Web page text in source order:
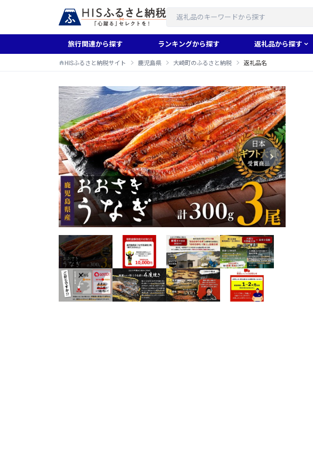
旅行関連から探す ランキングから探す 返礼品から探す
HISふるさと納税サイト 鹿児島県 大崎町のふるさと納税 返礼品名